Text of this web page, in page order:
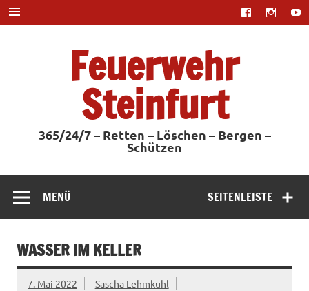
Zum
Inhalt
springen
Feuerwehr
Steinfurt
365/24/7 – Retten – Löschen – Bergen –
Schützen
SEITENLEISTE
MENÜ
WASSER IM KELLER
7. Mai 2022 Sascha Lehmkuhl